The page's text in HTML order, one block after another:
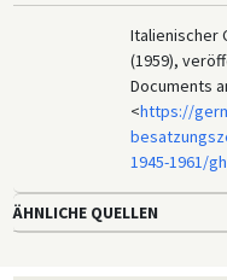
Italienischer
(1959),
Documents
<https://
1945-1961/
ÄHNLICHE QUELLEN